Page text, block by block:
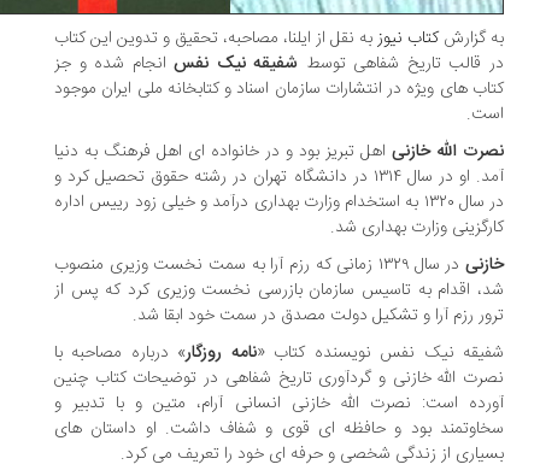
گزارش کتاب نیوزبه نقل از ایلنا، مصاحبه، ‌تحقیق و تدوین این کتاب
قالب تاریخ شفاهی توسط شفیقه نیک نفسانجام شده و جز
های ویژه در انتشارات سازمان اسناد و کتابخانه ملی ایران موجود
الله خازنیاهل تبریز بود و در خانواده ای اهل فرهنگ به دنیا
آمد. او در سال ۱۳۱۴ در دانشگاه تهران در رشته حقوق تحصیل کرد و
در سال ۱۳۲۰ به استخدام وزارت بهداری درآمد و خیلی زود رییس اداره
وزارت بهداری شد.
در سال ۱۳۲۹ زمانی که رزم آرا به سمت نخست وزیری منصوب
اقدام به تاسیس سازمان بازرسی نخست وزیری کرد که پس از
رزم آرا و تشکیل دولت مصدق در سمت خود ابقا شد.
نیک نفس نویسنده کتاب «نامه روزگار» درباره مصاحبه با
الله خازنی و گردآوری تاریخ شفاهی در توضیحات کتاب چنین
است: نصرت الله خازنی انسانی آرام، متین و با تدبیر و
بود و حافظه ای قوی و شفاف داشت. او داستان های
از زندگی شخصی و حرفه ای خود را تعریف می کرد.